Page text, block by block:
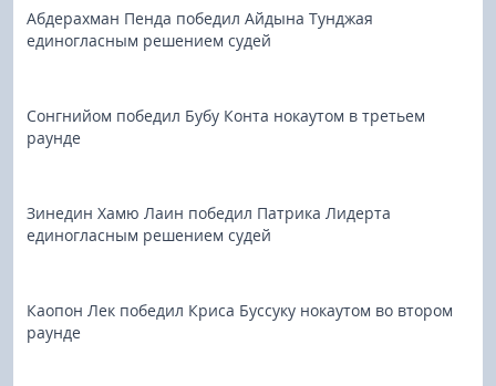
Абдерахман Пенда победил Айдына Тунджая
единогласным решением судей
Сонгнийом победил Бубу Конта нокаутом в третьем
раунде
Зинедин Хамю Лаин победил Патрика Лидерта
единогласным решением судей
Каопон Лек победил Криса Буссуку нокаутом во втором
раунде